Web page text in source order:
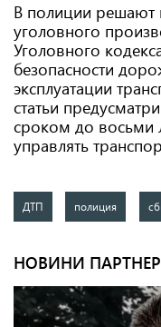
В полиции решают
уголовного
Уголовного
безопасности
эксплуатации
статьи
сроком до восьми
управлять
ДТП полиция